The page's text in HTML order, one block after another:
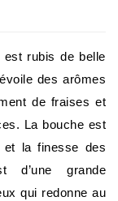
est rubis de belle
des arômes
de fraises et
La bouche est
et la finesse des
d’une grande
qui redonne au